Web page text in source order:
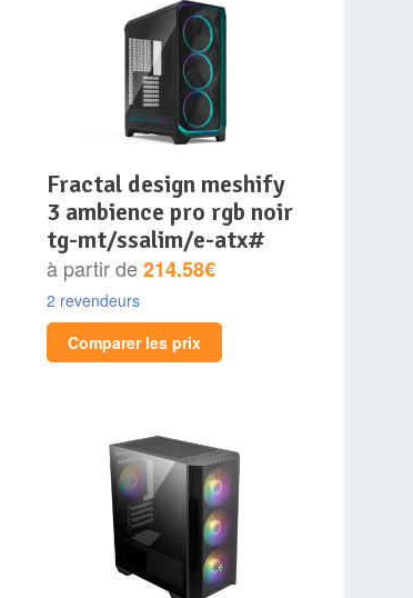
fractal design meshify
3 ambience pro rgb noir
tg-mt/ssalim/e-atx#
à partir de214.58€
2 revendeurs
Comparer les prix